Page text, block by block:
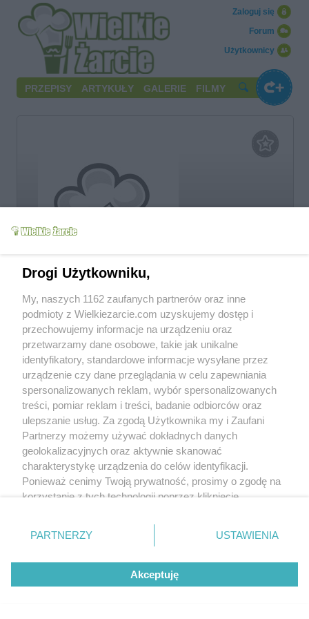
Użytkownicy
Forum
Zaloguj się
PRZEPISY ARTYKUŁY GALERIE FILMY
Wyślij do mnie wiadomość Obserwuj mnie
Od kiedy z nami:
2007-09-29
Status:
aktywny (offline)
Wypowiedzi na forum:0
Komentarze wystawione:100
Komentarze otrzymane:0
Wyróżnienia
Treści polecane:
Treści w ulubionych:0
Obserwujących:0
Wersja mobilna
Polityka prywatności
Drogi Użytkowniku,
My, naszych 1162 zaufanych partnerów oraz inne
podmioty z Wielkiezarcie.com uzyskujemy dostęp i
przechowujemy informacje na urządzeniu oraz
przetwarzamy dane osobowe, takie jak unikalne
identyfikatory, standardowe informacje wysyłane przez
urządzenie czy dane przeglądania w celu zapewniania
spersonalizowanych reklam, wybór spersonalizowanych
treści, pomiar reklam i treści, badanie odbiorców oraz
ulepszanie usług. Za zgodą Użytkownika my i Zaufani
Partnerzy możemy używać dokładnych danych
geolokalizacyjnych oraz aktywnie skanować
charakterystykę urządzenia do celów identyfikacji.
Ponieważ cenimy Twoją prywatność, prosimy o zgodę na
korzystanie z tych technologii poprzez kliknięcie
zmienić/wycofać klikając przycisk ustawień prywatności
znajdujący się w lewym dolnym rogu strony
rodzaje przetwarzania danych nie wymagają zgody
użytkownika, ale masz prawo sprzeciwić się takiemu
przetwarzaniu. Preferencje będą miały zastosowania tylko
PARTNERZY USTAWIENIA
Akceptuję